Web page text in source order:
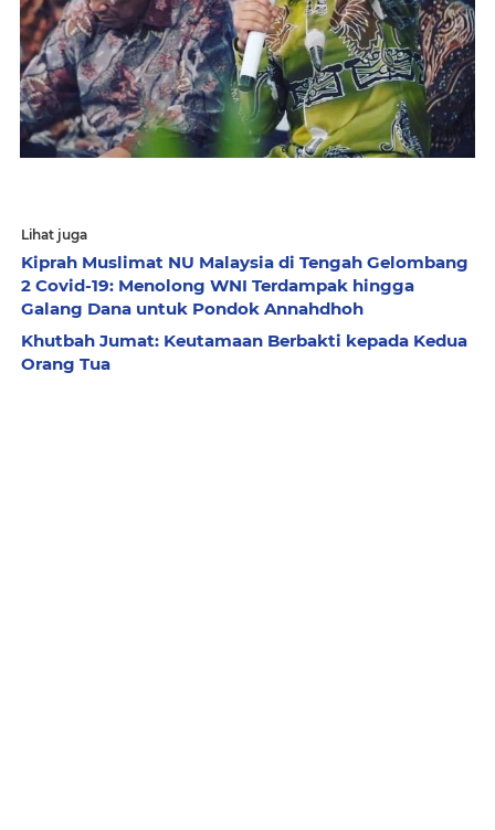
Lihat juga
Kiprah Muslimat NU Malaysia di Tengah Gelombang
2 Covid-19: Menolong WNI Terdampak hingga
Galang Dana untuk Pondok Annahdhoh
Khutbah Jumat: Keutamaan Berbakti kepada Kedua
Orang Tua